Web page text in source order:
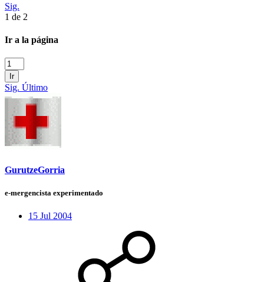
Sig.
1 de 2
Ir a la página
Ir
Sig. Último
GurutzeGorria
e-mergencista experimentado
15 Jul 2004